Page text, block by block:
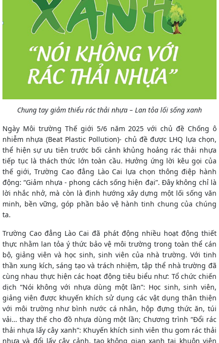
Chung tay giảm thiểu rác thải nhựa – Lan tỏa lối sống xanh
Ngày Môi trường Thế giới 5/6 năm 2025 với chủ đề Chống ô
nhiễm nhựa (Beat Plastic Pollution)- chủ đề được LHQ lựa chọn,
thể hiện sự ưu tiên trước bối cảnh khủng hoảng rác thải nhựa
tiếp tục là thách thức lớn toàn cầu. Hưởng ứng lời kêu gọi của
thế giới,Trường Cao đẳng Lào Cai lựa chọn thông điệp hành
động: “Giảm nhựa- phong cách sống hiện đại”. Đây không chỉ là
lời nhắc nhở, mà còn là định hướng xây dựng một lối sống văn
minh, bền vững, góp phần bảo vệ hành tinh chung của chúng
ta.
Trường Cao đẳng Lào Cai đã phát động nhiều hoạt động thiết
thực nhằm lan tỏa ý thức bảo vệ môi trường trong toàn thể cán
bộ, giảng viên và học sinh, sinh viên của nhà trường. Với tinh
thần xung kích, sáng tạo và trách nhiệm, tập thể nhà trường đã
cùng nhau thực hiện các hoạt động tiêu biểu như: Tổ chức chiến
dịch “Nói không với nhựa dùng một lần”: Học sinh, sinh viên,
giảng viên được khuyến khích sử dụng các vật dụng thân thiện
với môi trường như bình nước cá nhân, hộp đựng thức ăn, túi
vải… thay thế cho đồ nhựa dùng một lần; Chương trình “Đổi rác
thải nhựa lấy cây xanh”: Khuyến khích sinh viên thu gom rác thải
nhựa và đổi lấy cây cảnh, tạo không gian xanh tại khuôn viên